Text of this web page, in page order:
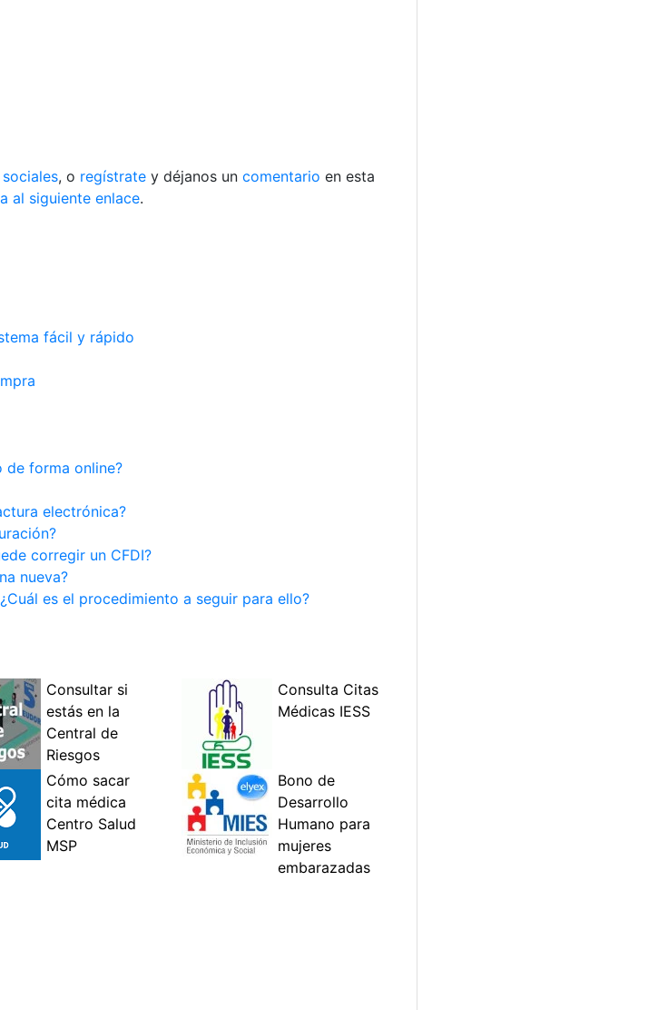
, o regístrate y déjanos un comentario en esta
al siguiente enlace.
fácil y rápido
de forma online?
electrónica?
corregir un CFDI?
nueva?
es el procedimiento a seguir para ello?